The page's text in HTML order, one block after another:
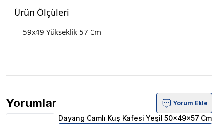
Ürün Ölçüleri
59x49 Yükseklik 57 Cm
Yorumlar
Dayang Camlı Kuş Kafesi Yeşil 50x49x57 Cm Ürün
Yorum Ekle
Dayang Camlı Kuş Kafesi Yeşil 50x49x57 Cm